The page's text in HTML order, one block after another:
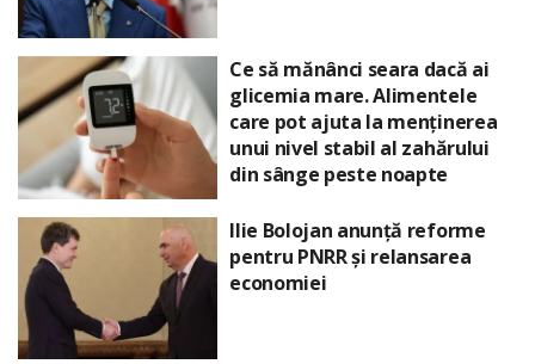
Ce să mănânci seara dacă ai
glicemia mare. Alimentele
care pot ajuta la menținerea
unui nivel stabil al zahărului
din sânge peste noapte
Ilie Bolojan anunță reforme
pentru PNRR și relansarea
economiei